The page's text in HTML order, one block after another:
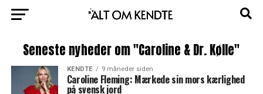
Seneste nyheder om "Caroline & Dr. Kølle"
KENDTE 9 måneder siden
Caroline Fleming: Mærkede sin mors kærlighed
på svensk jord